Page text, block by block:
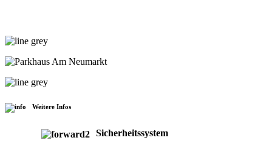
Weitere Infos
Sicherheitssystem